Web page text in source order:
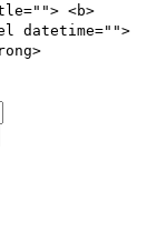
<b>
datetime="">